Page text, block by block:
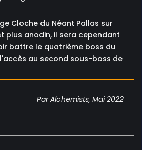
Cloche du Néant Pallas sur
plus anodin, il sera cependant
battre le quatrième boss du
au second sous-boss de
Par Alchemists, Mai 2022